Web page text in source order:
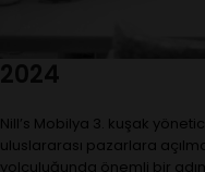
2024
Nill’s Mobilya 3. kuşak
uluslararası pazarlara
yolculuğunda önemli bir